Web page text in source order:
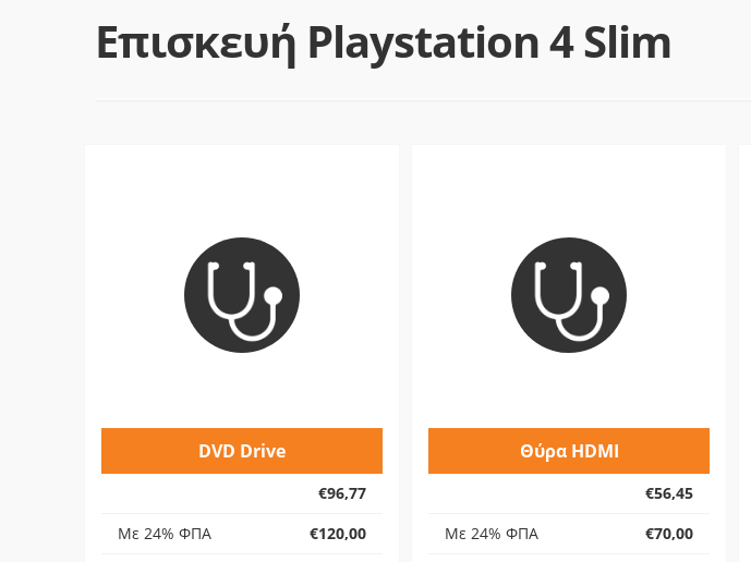
Επισκευή Playstation 4 Slim
DVD Drive
€96,77
Με 24% ΦΠΑ
€120,00
Θύρα HDMI
€56,45
Με 24% ΦΠΑ
€70,00